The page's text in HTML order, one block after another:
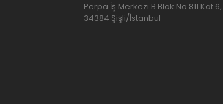
Perpa İş Merkezi B Blok No 811 Kat 6,
34384 Şişli/İstanbul